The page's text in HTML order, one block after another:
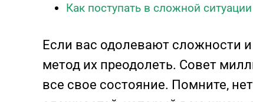
Как поступать в сложной ситуации
Если вас одолевают сложности
метод их преодолеть. Совет
все свое состояние. Помните, н